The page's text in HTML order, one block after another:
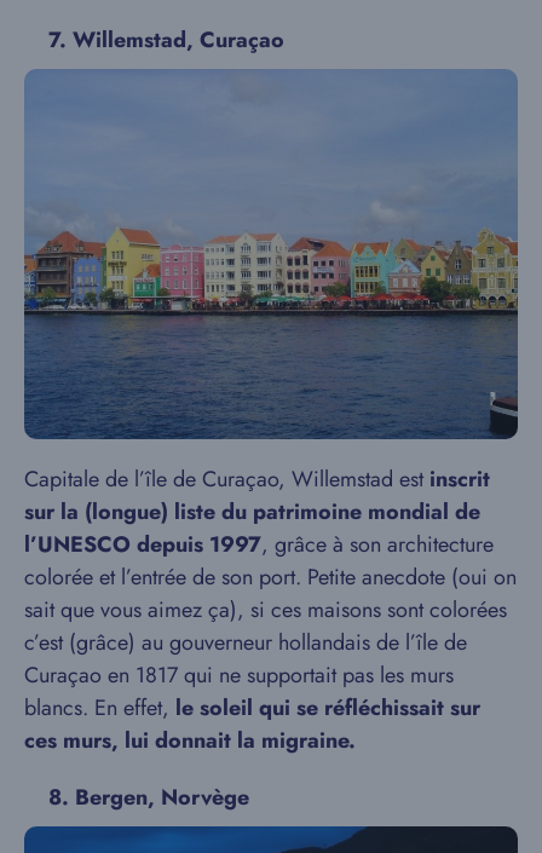
7. Willemstad, Curaçao
Capitale de l’île de Curaçao, Willemstad estinscrit
sur la (longue) liste du patrimoine mondial de
l’UNESCO depuis 1997, grâce à son architecture
colorée et l’entrée de son port. Petite anecdote (oui on
sait que vous aimez ça), si ces maisons sont colorées
c’est (grâce) au gouverneur hollandais de l’île de
Curaçao en 1817 qui ne supportait pas les murs
blancs. En effet, le soleil qui se réfléchissait sur
ces murs, lui donnait la migraine.
8. Bergen, Norvège